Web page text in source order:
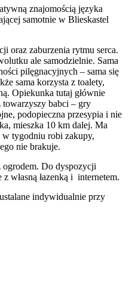
znajomością języka
samotnie w Blieskastel
oraz zaburzenia rytmu serca.
ale samodzielnie. Sama
pilęgnacyjnych – sama się
sama korzysta z toalety,
Opiekunka tutaj głównie
towarzyszy babci – gry
podopieczna przesypia i nie
mieszka 10 km dalej. Ma
w tygodniu robi zakupy,
nie brakuje.
ogrodem. Do dyspozycji
własną łazenką i internetem.
indywidualnie przy